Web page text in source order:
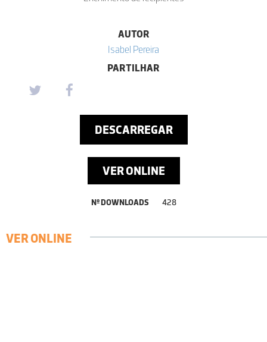
AUTOR
Isabel Pereira
PARTILHAR
DESCARREGAR
VER ONLINE
Nº DOWNLOADS 428
VER ONLINE